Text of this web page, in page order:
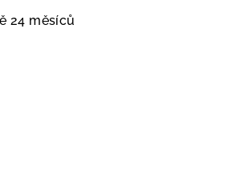
24 měsíců